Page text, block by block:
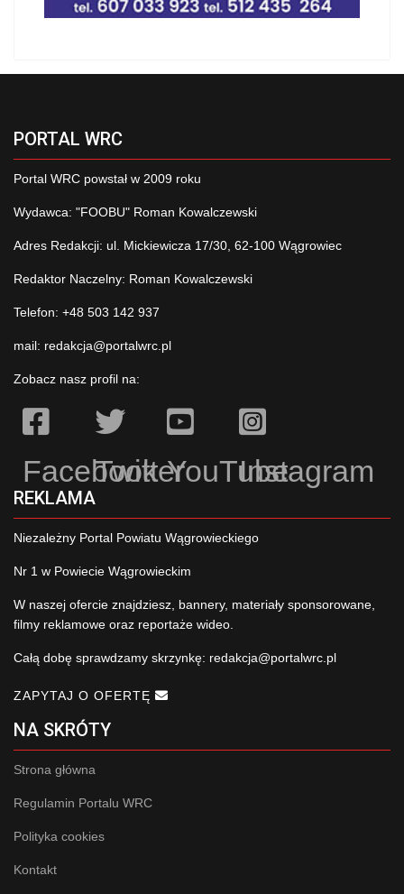
PORTAL WRC
Portal WRC powstał w 2009 roku
Wydawca: "FOOBU" Roman Kowalczewski
Adres Redakcji: ul. Mickiewicza 17/30, 62-100 Wągrowiec
Redaktor Naczelny: Roman Kowalczewski
Telefon: +48 503 142 937
mail: redakcja@portalwrc.pl
Zobacz nasz profil na:
Facebook
TwitterYouTubeInstagram
REKLAMA
Niezależny Portal Powiatu Wągrowieckiego
Nr 1 w Powiecie Wągrowieckim
W naszej ofercie znajdziesz, bannery, materiały sponsorowane,
filmy reklamowe oraz reportaże wideo.
Całą dobę sprawdzamy skrzynkę: redakcja@portalwrc.pl
ZAPYTAJ O OFERTĘ
NA SKRÓTY
Strona główna
Regulamin Portalu WRC
Polityka cookies
Kontakt